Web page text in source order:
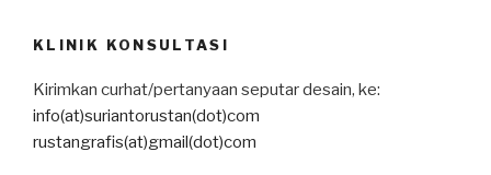
KLINIK KONSULTASI
Kirimkan curhat/pertanyaan seputar desain, ke:
info(at)suriantorustan(dot)com
rustangrafis(at)gmail(dot)com